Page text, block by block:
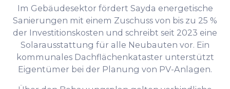
Im Gebäudesektor fördert Sayda energetische
Sanierungen mit einem Zuschuss von bis zu 25 %
der Investitionskosten und schreibt seit 2023 eine
Solarausstattung für alle Neubauten vor. Ein
kommunales Dachflächenkataster unterstützt
Eigentümer bei der Planung von PV-Anlagen.